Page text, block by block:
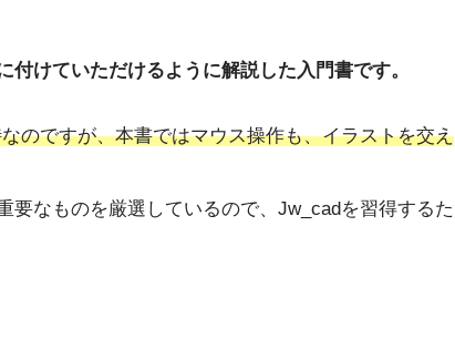
けていただけるように解説した入門書です。
のですが、本書ではマウス操作も、イラストを交え
要なものを厳選しているので、Jw_cadを習得するた